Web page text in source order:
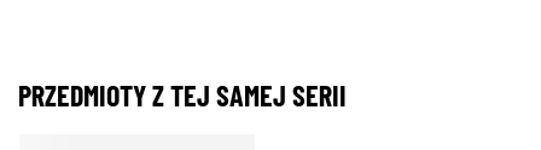
PRZEDMIOTY Z TEJ SAMEJ SERII